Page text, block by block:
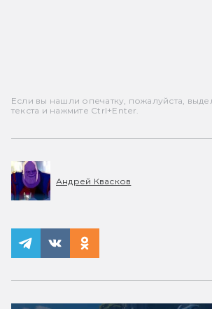
Если вы нашли опечатку, пожалуйста,
текста и нажмите Ctrl+Enter.
Андрей Квасков